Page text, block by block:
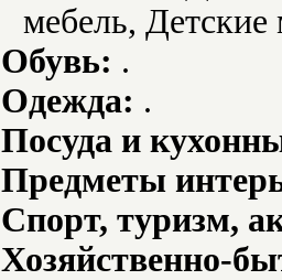
мебель, Детские
Обувь: .
Одежда: .
Посуда и
Предметы
Спорт, туризм,
Хозяйственно-